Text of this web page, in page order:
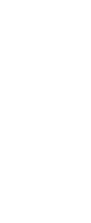
i en ljuslykta eller
vara en del av